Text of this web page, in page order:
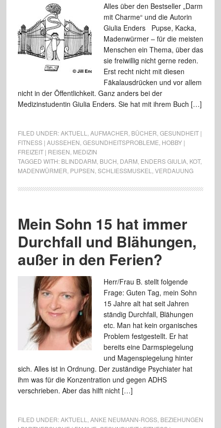
Alles über den Bestseller „Darm
mit Charme“ und die Autorin
Giulia Enders Pupse, Kacka,
Madenwürmer – für die meisten
Menschen ein Thema, über das
sie freiwillig nicht gerne reden.
Erst recht nicht mit diesen
Fäkalausdrücken und vor allem
nicht in der Öffentlichkeit. Ganz anders bei der
Medizinstudentin Giulia Enders. Sie hat mit ihrem Buch […]
FILED UNDER:AKTUELL AUFMACHER BÜCHER GESUNDHEIT |
FITNESS | AUSSEHEN GESUNDHEITSPROBLEME HOBBY |
FREIZEIT | REISEN MEDIZIN
TAGGED WITH: BLINDDARM BUCH DARM ENDERS GIULIA, KOT,
MADENWÜRMER PUPSEN SCHLIESSMUSKEL VERDAUUNG
Mein Sohn 15 hat immer
Durchfall und Blähungen,
außer in den Ferien?
Herr/Frau B. stellt folgende
Frage: Guten Tag, mein Sohn
15 Jahre alt hat seit Jahren
ständig Durchfall, Blähungen
etc. Man hat kein organisches
Problem festgestellt. Er hat
bereits eine Darmspiegelung
und Magenspiegelung hinter
sich. Alles ist in Ordnung. Der zuständige Psychiater hat
ihm was für die Konzentration und gegen ADHS
verschrieben. Aber das hilft nicht […]
FILED UNDER:AKTUELL ANKE NEUMANN-ROSS , BEZIEHUNGEN